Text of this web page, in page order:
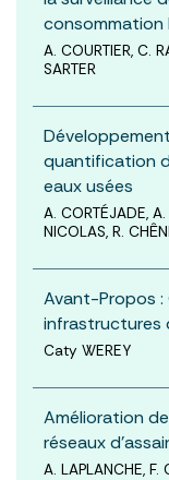
consommation
A. COURTIER, C.
SARTER
quantification
eaux usées
A. CORTÉJADE,
NICOLAS, R.
Avant-Propos :
infrastructures
Caty WEREY
Amélioration
réseaux
A. LAPLANCHE, F.